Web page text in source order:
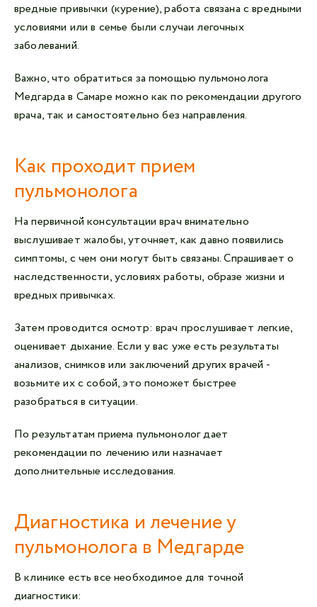
вредные привычки (курение), работа связана с вредными
условиями или в семье были случаи легочных
заболеваний.
Важно, что обратиться за помощью пульмонолога
Медгарда в Самаре можно как по рекомендации другого
врача, так и самостоятельно без направления.
Как проходит прием
пульмонолога
На первичной консультации врач внимательно
выслушивает жалобы, уточняет, как давно появились
симптомы, с чем они могут быть связаны. Спрашивает о
наследственности, условиях работы, образе жизни и
вредных привычках.
Затем проводится осмотр: врач прослушивает легкие,
оценивает дыхание. Если у вас уже есть результаты
анализов, снимков или заключений других врачей -
возьмите их с собой, это поможет быстрее
разобраться в ситуации.
По результатам приема пульмонолог дает
рекомендации по лечению или назначает
дополнительные исследования.
Диагностика и лечение у
пульмонолога в Медгарде
В клинике есть все необходимое для точной
диагностики: